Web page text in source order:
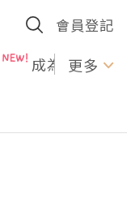
會員登記
成為U更多